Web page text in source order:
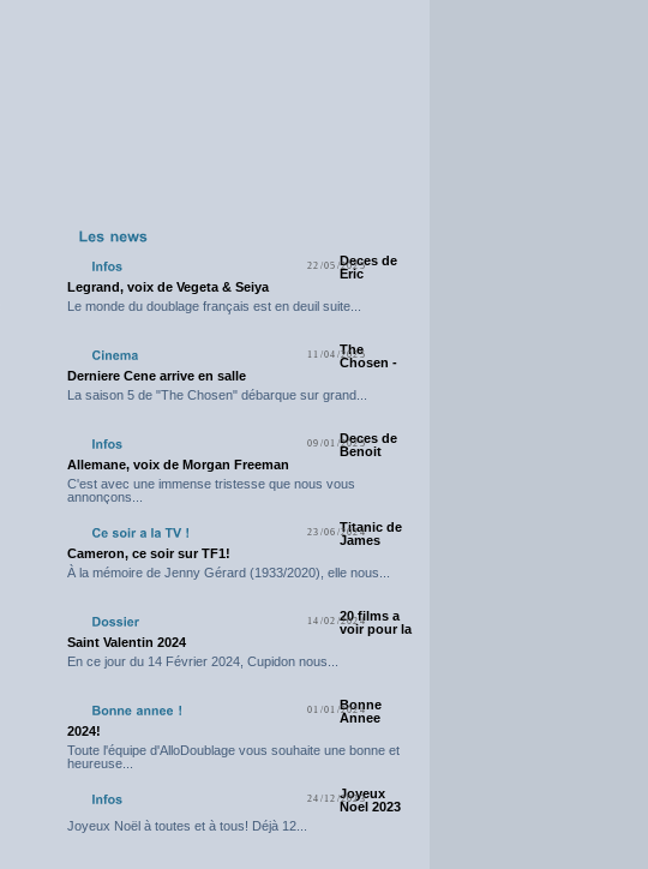
22/05/2025Deces de
Eric
Legrand, voix de Vegeta & Seiya
Le monde du doublage français est en deuil suite...
11/04/2025
The
Chosen -
Derniere Cene arrive en salle
La saison 5 de "The Chosen" débarque sur grand...
09/01/2025Deces de
Benoit
Allemane, voix de Morgan Freeman
C'est avec une immense tristesse que nous vous
annonçons...
23/06/2024Titanic de
James
Cameron, ce soir sur TF1!
À la mémoire de Jenny Gérard (1933/2020), elle nous...
14/02/202420 films a
voir pour la
Saint Valentin 2024
En ce jour du 14 Février 2024, Cupidon nous...
01/01/2024
Bonne
Annee
2024!
Toute l'équipe d'AlloDoublage vous souhaite une bonne et
heureuse...
24/12/2023
Joyeux
Noel 2023
Joyeux Noël à toutes et à tous! Déjà 12...